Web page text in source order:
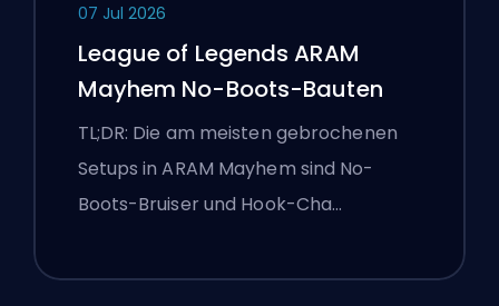
07 Jul 2026
League of Legends ARAM
Mayhem No-Boots-Bauten
TL;DR: Die am meisten gebrochenen
Setups in ARAM Mayhem sind No-
Boots-Bruiser und Hook-Cha…